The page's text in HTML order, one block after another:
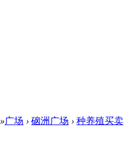
»广场 › 硇洲广场 › 种养殖买卖